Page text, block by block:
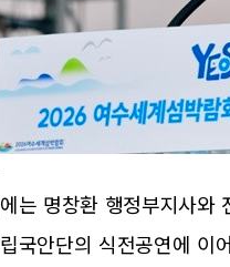
는 명창환 행정부지사
국안단의 식전공연에